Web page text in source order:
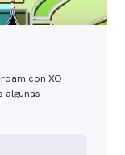
con XO
algunas